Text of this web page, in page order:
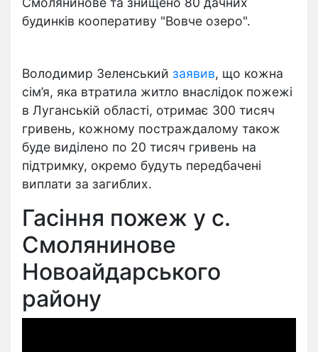
будинків кооперативу "Вовче озеро".
Володимир Зеленський заявив, що кожна
сім’я, яка втратила житло внаслідок пожежі
в Луганській області, отримає 300 тисяч
гривень, кожному постраждалому також
буде виділено по 20 тисяч гривень на
підтримку, окремо будуть передбачені
виплати за загиблих.
Гасіння пожеж у с.
Смолянинове
Новоайдарського
району